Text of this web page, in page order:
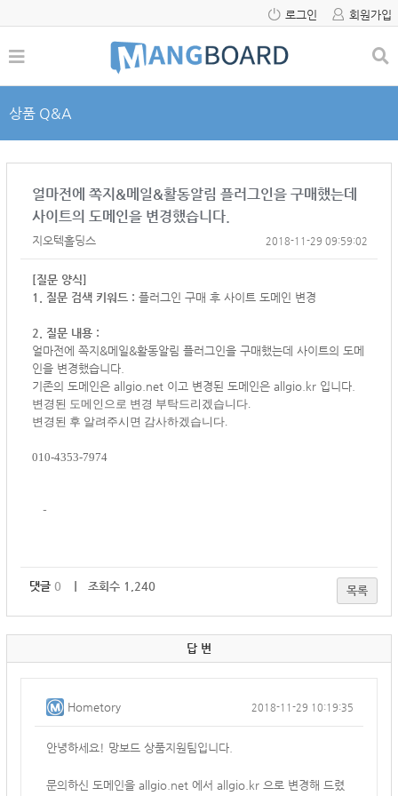
로그인 회원가입
상품 Q&A
얼마전에 쪽지&메일&활동알림 플러그인을 구매했는데
사이트의 도메인을 변경했습니다.
지오텍홀딩스 2018-11-29 09:59:02
[질문 양식]
1. 질문 검색 키워드 : 플러그인 구매 후 사이트 도메인 변경
2. 질문 내용 :
얼마전에 쪽지&메일&활동알림 플러그인을 구매했는데 사이트의 도메
인을 변경했습니다.
기존의 도메인은 allgio.net 이고 변경된 도메인은 allgio.kr 입니다.
변경된 도메인으로 변경 부탁드리겠습니다.
변경된 후 알려주시면 감사하겠습니다.
010-4353-7974
-
댓글 0 ｜ 조회수 1,240 목록
답 변
Hometory 2018-11-29 10:19:35
안녕하세요! 망보드 상품지원팀입니다.
문의하신 도메인을 allgio.net 에서 allgio.kr 으로 변경해 드렸